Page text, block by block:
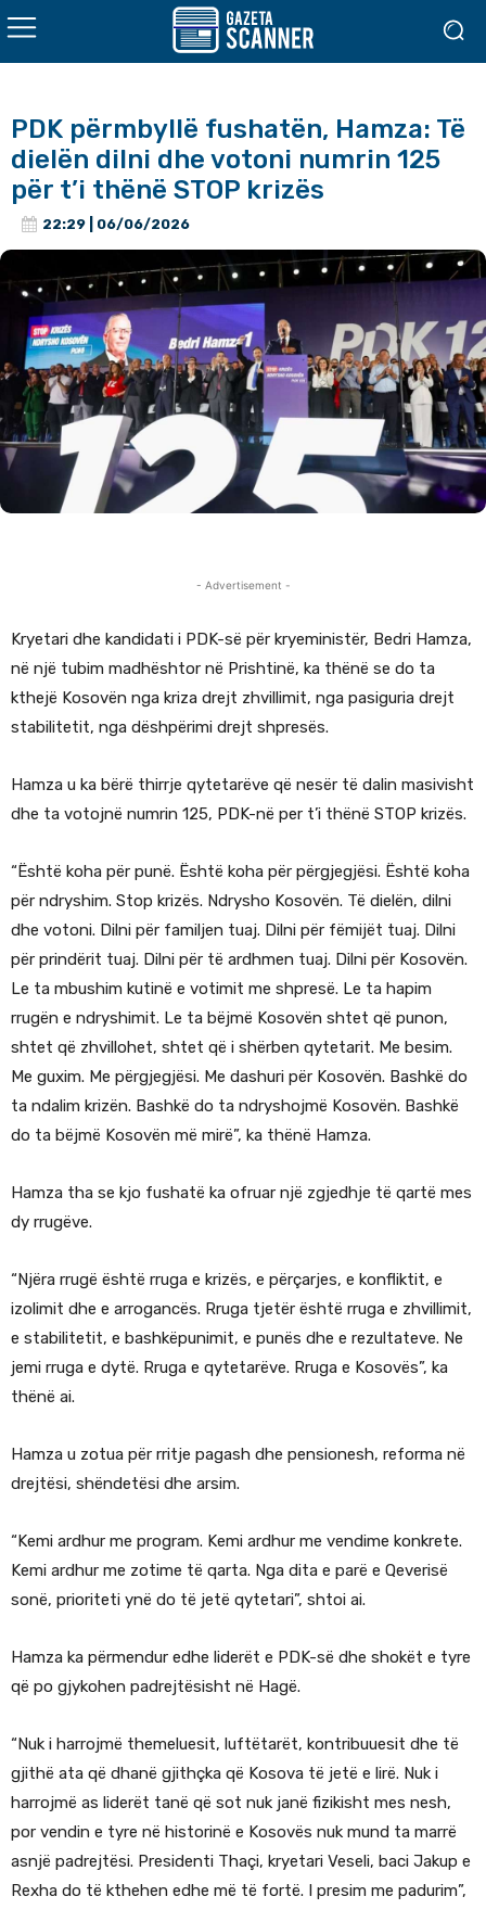
PDK përmbyllë fushatën, Hamza: Të
dielën dilni dhe votoni numrin 125
për t’i thënë STOP krizës
22:29 | 06/06/2026
- Advertisement -
Kryetari dhe kandidati i PDK-së për kryeministër, Bedri Hamza,
në një tubim madhështor në Prishtinë, ka thënë se do ta
kthejë Kosovën nga kriza drejt zhvillimit, nga pasiguria drejt
stabilitetit, nga dëshpërimi drejt shpresës.
Hamza u ka bërë thirrje qytetarëve që nesër të dalin masivisht
dhe ta votojnë numrin 125, PDK-në per t’i thënë STOP krizës.
“Është koha për punë. Është koha për përgjegjësi. Është koha
për ndryshim. Stop krizës. Ndrysho Kosovën. Të dielën, dilni
dhe votoni. Dilni për familjen tuaj. Dilni për fëmijët tuaj. Dilni
për prindërit tuaj. Dilni për të ardhmen tuaj. Dilni për Kosovën.
Le ta mbushim kutinë e votimit me shpresë. Le ta hapim
rrugën e ndryshimit. Le ta bëjmë Kosovën shtet që punon,
shtet që zhvillohet, shtet që i shërben qytetarit. Me besim.
Me guxim. Me përgjegjësi. Me dashuri për Kosovën. Bashkë do
ta ndalim krizën. Bashkë do ta ndryshojmë Kosovën. Bashkë
do ta bëjmë Kosovën më mirë”, ka thënë Hamza.
Hamza tha se kjo fushatë ka ofruar një zgjedhje të qartë mes
dy rrugëve.
“Njëra rrugë është rruga e krizës, e përçarjes, e konfliktit, e
izolimit dhe e arrogancës. Rruga tjetër është rruga e zhvillimit,
e stabilitetit, e bashkëpunimit, e punës dhe e rezultateve. Ne
jemi rruga e dytë. Rruga e qytetarëve. Rruga e Kosovës”, ka
thënë ai.
Hamza u zotua për rritje pagash dhe pensionesh, reforma në
drejtësi, shëndetësi dhe arsim.
“Kemi ardhur me program. Kemi ardhur me vendime konkrete.
Kemi ardhur me zotime të qarta. Nga dita e parë e Qeverisë
sonë, prioriteti ynë do të jetë qytetari”, shtoi ai.
Hamza ka përmendur edhe liderët e PDK-së dhe shokët e tyre
që po gjykohen padrejtësisht në Hagë.
“Nuk i harrojmë themeluesit, luftëtarët, kontribuuesit dhe të
gjithë ata që dhanë gjithçka që Kosova të jetë e lirë. Nuk i
harrojmë as liderët tanë që sot nuk janë fizikisht mes nesh,
por vendin e tyre në historinë e Kosovës nuk mund ta marrë
asnjë padrejtësi. Presidenti Thaçi, kryetari Veseli, baci Jakup e
Rexha do të kthehen edhe më të fortë. I presim me padurim”,